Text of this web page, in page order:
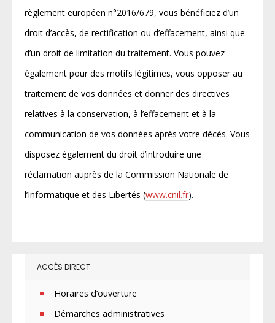
règlement européen n°2016/679, vous bénéficiez d’un
droit d’accès, de rectification ou d’effacement, ainsi que
d’un droit de limitation du traitement. Vous pouvez
également pour des motifs légitimes, vous opposer au
traitement de vos données et donner des directives
relatives à la conservation, à l’effacement et à la
communication de vos données après votre décès. Vous
disposez également du droit d’introduire une
réclamation auprès de la Commission Nationale de
l’Informatique et des Libertés (www.cnil.fr).
ACCÈS DIRECT
Horaires d’ouverture
Démarches administratives